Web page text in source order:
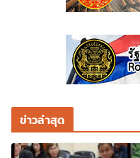
ข่าวล่าสุด